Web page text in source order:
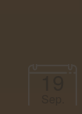
19